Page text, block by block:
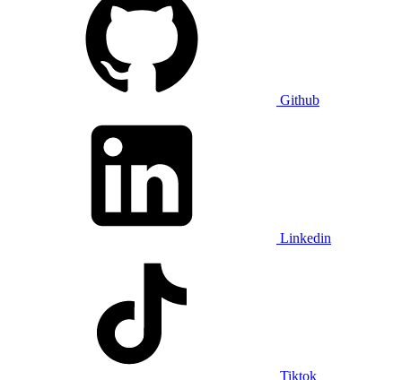
Github
Linkedin
Tiktok